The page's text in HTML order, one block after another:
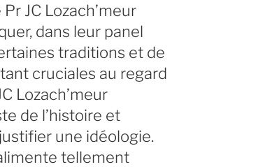
JC Lozach’meur
dans leur panel
traditions et de
cruciales au regard
Lozach’meur
de l’histoire et
une idéologie.
tellement